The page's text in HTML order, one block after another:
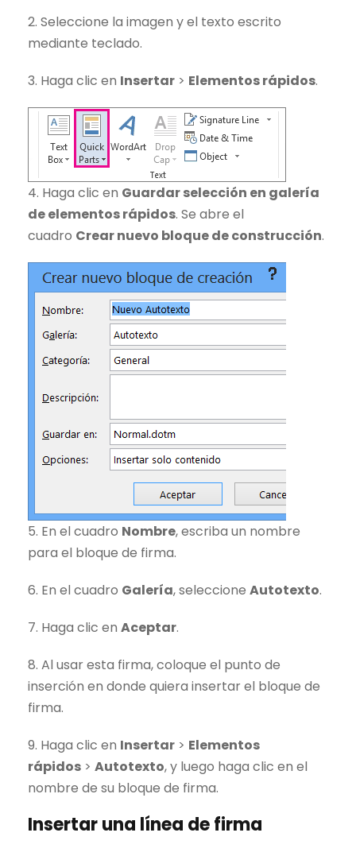
2. Seleccione la imagen y el texto escrito
mediante teclado.
3. Haga clic en Insertar > Elementos rápidos.
4. Haga clic en Guardar selección en galería
de elementos rápidos. Se abre el
cuadro Crear nuevo bloque de construcción.
5. En el cuadro Nombre, escriba un nombre
para el bloque de firma.
6. En el cuadro Galería, seleccione Autotexto.
7. Haga clic en Aceptar.
8. Al usar esta firma, coloque el punto de
inserción en donde quiera insertar el bloque de
firma.
9. Haga clic en Insertar > Elementos
rápidos > Autotexto, y luego haga clic en el
nombre de su bloque de firma.
Insertar una línea de firma